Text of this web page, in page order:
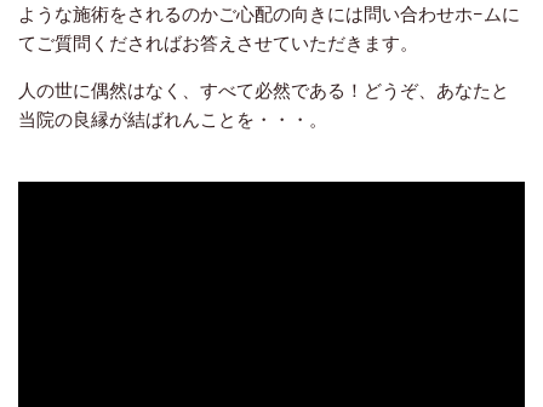
ような施術をされるのかご心配の向きには問い合わせホ−ムに
てご質問くださればお答えさせていただきます。
人の世に偶然はなく、すべて必然である！どうぞ、あなたと
当院の良縁が結ばれんことを・・・。